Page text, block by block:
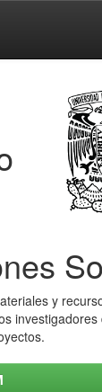
y
investigadores